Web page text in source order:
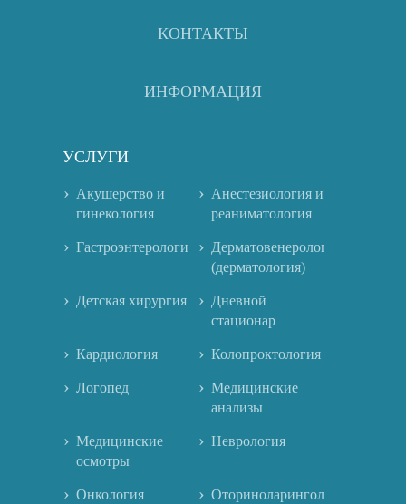
КОНТАКТЫ
ИНФОРМАЦИЯ
УСЛУГИ
Акушерство и
гинекология
Анестезиология и
реаниматология
Гастроэнтерология
Дерматовенерология
(дерматология)
Детская хирургия
Дневной
стационар
Кардиология Колопроктология
Логопед
Медицинские
анализы
Медицинские
осмотры
Неврология
Онкология
Оториноларингология